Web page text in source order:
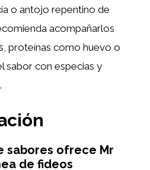
o antojo repentino de
acompañarlos
proteínas como huevo o
sabor con especias y
sabores ofrece Mr
de fideos